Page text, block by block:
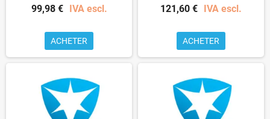
99,98 € IVA escl.
ACHETER
121,60 € IVA escl.
ACHETER